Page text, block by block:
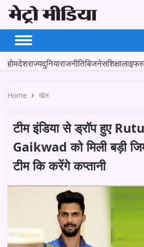
होमदेशराज्यदुनियाराजनीतिबिजनेसशिक्षा
Home खेल
टीम इंडिया से ड्रॉप हुए
Gaikwad को मिली बड़ी
टीम कि करेंगे कप्तानी